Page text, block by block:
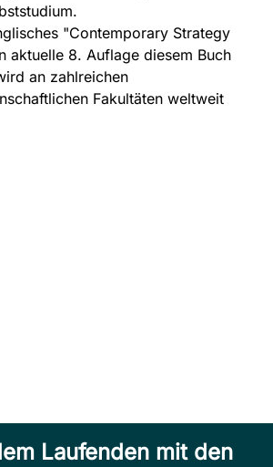
"Contemporary Strategy
aktuelle 8. Auflage diesem Buch
an zahlreichen
Fakultäten weltweit
Laufenden mit den